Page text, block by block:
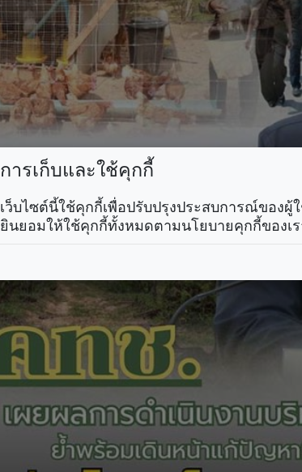
การเก็บและใช้คุกกี้
เว็บไซต์นี้ใช้คุกกี้เพื่อปรับปรุงประสบการณ์ของผู้
ยินยอมให้ใช้คุกกี้ทั้งหมดตามนโยบายคุกกี้ของเร